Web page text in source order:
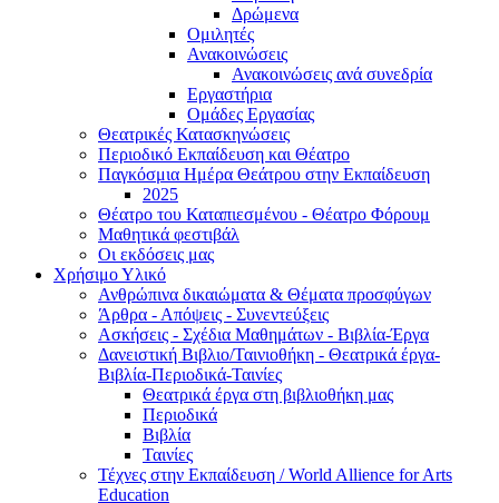
Δρώμενα
Ομιλητές
Ανακοινώσεις
Ανακοινώσεις ανά συνεδρία
Εργαστήρια
Ομάδες Εργασίας
Θεατρικές Κατασκηνώσεις
Περιοδικό Εκπαίδευση και Θέατρο
Παγκόσμια Ημέρα Θεάτρου στην Εκπαίδευση
2025
Θέατρο του Καταπιεσμένου - Θέατρο Φόρουμ
Μαθητικά φεστιβάλ
Οι εκδόσεις μας
Χρήσιμο Υλικό
Ανθρώπινα δικαιώματα & Θέματα προσφύγων
Άρθρα - Απόψεις - Συνεντεύξεις
Ασκήσεις - Σχέδια Μαθημάτων - Βιβλία-Έργα
Δανειστική Βιβλιο/Ταινιοθήκη - Θεατρικά έργα-
Βιβλία-Περιοδικά-Ταινίες
Θεατρικά έργα στη βιβλιοθήκη μας
Περιοδικά
Βιβλία
Ταινίες
Τέχνες στην Εκπαίδευση / World Allience for Arts
Education